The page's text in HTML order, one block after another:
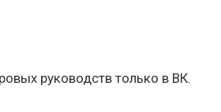
руководств только в ВК.